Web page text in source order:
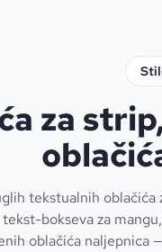
za
tekstualnih oblačića
bokseva za
oblačića